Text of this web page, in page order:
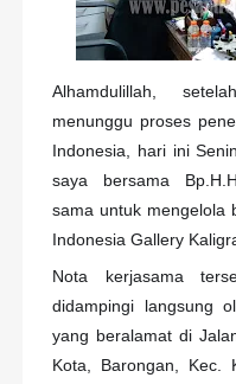
Alhamdulillah,
menunggu proses
Indonesia, hari ini
saya bersama
sama untuk mengelola
Indonesia Gallery
Nota kerjasama
didampingi langsung
yang beralamat di
Kota, Barongan, Kec.